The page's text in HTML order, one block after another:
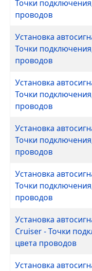
Точки
проводов
Установка
Точки
проводов
Установка
Точки
проводов
Установка
Точки
проводов
Установка
Точки
проводов
Установка
Cruiser - Точки
цвета проводов
Установка